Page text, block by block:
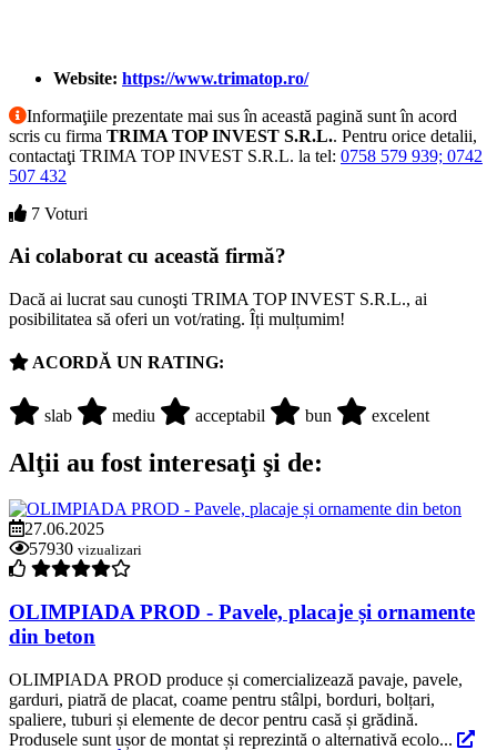
Website: https://www.trimatop.ro/
Informaţiile prezentate mai sus în această pagină sunt în acord
scris cu firma TRIMA TOP INVEST S.R.L.. Pentru orice detalii,
contactaţi TRIMA TOP INVEST S.R.L. la tel: 0758 579 939; 0742
507 432
7 Voturi
Ai colaborat cu această firmă?
Dacă ai lucrat sau cunoşti TRIMA TOP INVEST S.R.L., ai
posibilitatea să oferi un vot/rating. Îți mulțumim!
ACORDĂ UN RATING:
slab mediu acceptabil bun excelent
Alţii au fost interesaţi şi de:
27.06.2025
57930 vizualizari
OLIMPIADA PROD - Pavele, placaje și ornamente
din beton
OLIMPIADA PROD produce și comercializează pavaje, pavele,
garduri, piatră de placat, coame pentru stâlpi, borduri, bolțari,
spaliere, tuburi și elemente de decor pentru casă și grădină.
Produsele sunt ușor de montat și reprezintă o alternativă ecolo...